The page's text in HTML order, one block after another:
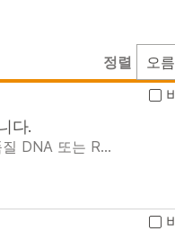
정렬 오
다.
질 DNA 또는 R…